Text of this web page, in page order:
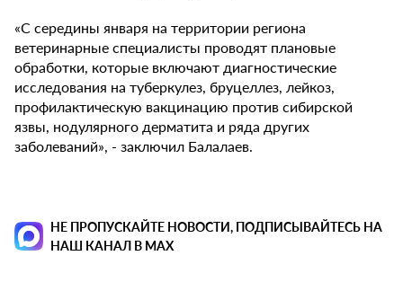
«С середины января на территории региона
ветеринарные специалисты проводят плановые
обработки, которые включают диагностические
исследования на туберкулез, бруцеллез, лейкоз,
профилактическую вакцинацию против сибирской
язвы, нодулярного дерматита и ряда других
заболеваний», - заключил Балалаев.
НЕ ПРОПУСКАЙТЕ НОВОСТИ, ПОДПИСЫВАЙТЕСЬ НА
НАШ КАНАЛ В MAX